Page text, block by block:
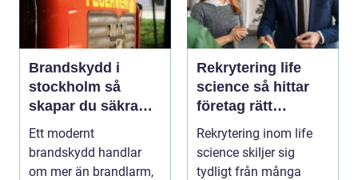
Brandskydd i
stockholm så
skapar du säkra
byggnader på
riktigt
Ett modernt
brandskydd handlar
om mer än brandlarm,
Rekrytering life
science så hittar
företag rätt
kompetens när
kraven är som
högst
Rekrytering inom life
science skiljer sig
tydligt från många